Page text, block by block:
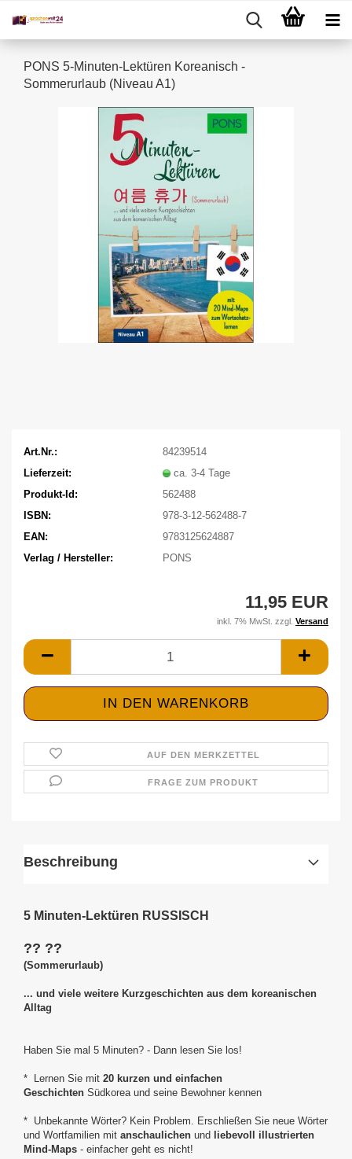
PONS 5-Minuten-Lektüren Koreanisch -
Sommerurlaub (Niveau A1)
Art.Nr.:
84239514
Lieferzeit:
ca. 3-4 Tage
Produkt-Id:
562488
ISBN:
978-3-12-562488-7
EAN:
9783125624887
Verlag / Hersteller:
PONS
11,95 EUR
inkl. 7% MwSt. zzgl. Versand
AUF DEN MERKZETTEL
FRAGE ZUM PRODUKT
Beschreibung
5 Minuten-Lektüren RUSSISCH
?? ??
(Sommerurlaub)
... und viele weitere Kurzgeschichten aus dem koreanischen
Alltag
Haben Sie mal 5 Minuten? - Dann lesen Sie los!
* Lernen Sie mit 20 kurzen und einfachen
Geschichten Südkorea und seine Bewohner kennen
* Unbekannte Wörter? Kein Problem. Erschließen Sie neue Wörter
und Wortfamilien mit anschaulichen und
liebevoll illustrierten
Mind-Maps - einfacher geht es nicht!